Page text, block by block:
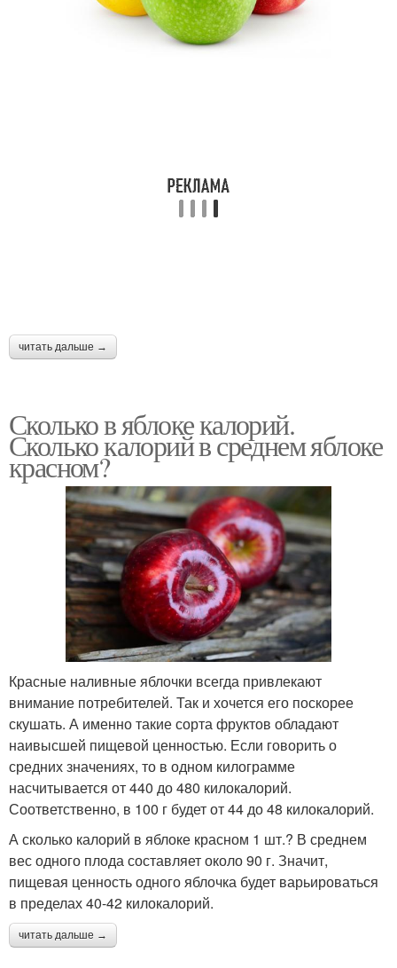
читать дальше →
Сколько в яблоке калорий.
Сколько калорий в среднем яблоке
красном?
Красные наливные яблочки всегда привлекают
внимание потребителей. Так и хочется его поскорее
скушать. А именно такие сорта фруктов обладают
наивысшей пищевой ценностью. Если говорить о
средних значениях, то в одном килограмме
насчитывается от 440 до 480 килокалорий.
Соответственно, в 100 г будет от 44 до 48 килокалорий.
А сколько калорий в яблоке красном 1 шт.? В среднем
вес одного плода составляет около 90 г. Значит,
пищевая ценность одного яблочка будет варьироваться
в пределах 40-42 килокалорий.
читать дальше →